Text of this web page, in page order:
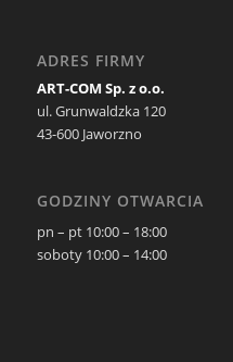
ADRES FIRMY
ART-COM Sp. z o.o.
ul. Grunwaldzka 120
43-600 Jaworzno
GODZINY OTWARCIA
pn – pt 10:00 – 18:00
soboty 10:00 – 14:00